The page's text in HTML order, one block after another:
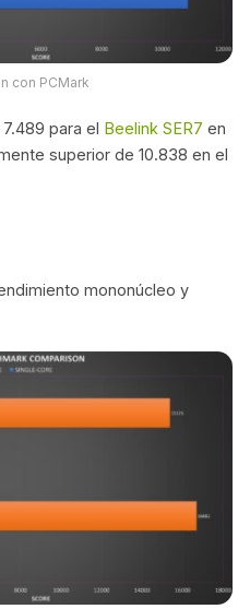
con PCMark
para el Beelink SER7 en
superior de 10.838 en el
mononúcleo y